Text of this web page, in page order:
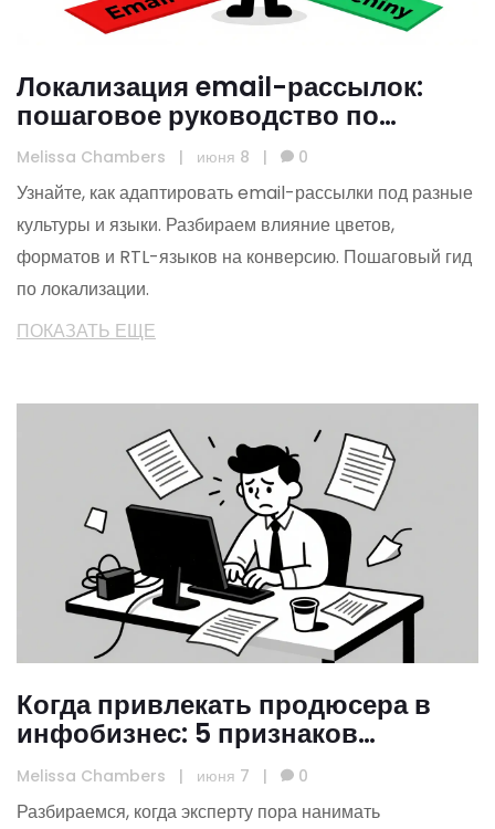
Локализация email-рассылок:
пошаговое руководство по
адаптации под регионы и языки
Melissa Chambers | июня 8 | 0
Узнайте, как адаптировать email-рассылки под разные
культуры и языки. Разбираем влияние цветов,
форматов и RTL-языков на конверсию. Пошаговый гид
по локализации.
ПОКАЗАТЬ ЕЩЕ
Когда привлекать продюсера в
инфобизнес: 5 признаков
готовности и реальные цифры
Melissa Chambers | июня 7 | 0
Разбираемся, когда эксперту пора нанимать